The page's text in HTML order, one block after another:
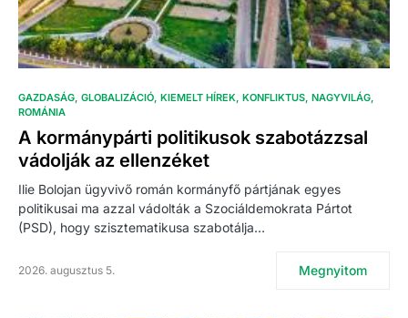
GAZDASÁG GLOBALIZÁCIÓ KIEMELT HÍREK KONFLIKTUS NAGYVILÁG
ROMÁNIA
A kormánypárti politikusok szabotázzsal
vádolják az ellenzéket
Ilie Bolojan ügyvivő román kormányfő pártjának egyes
politikusai ma azzal vádolták a Szociáldemokrata Pártot
(PSD), hogy szisztematikusa szabotálja…
2026. augusztus 5. Megnyitom